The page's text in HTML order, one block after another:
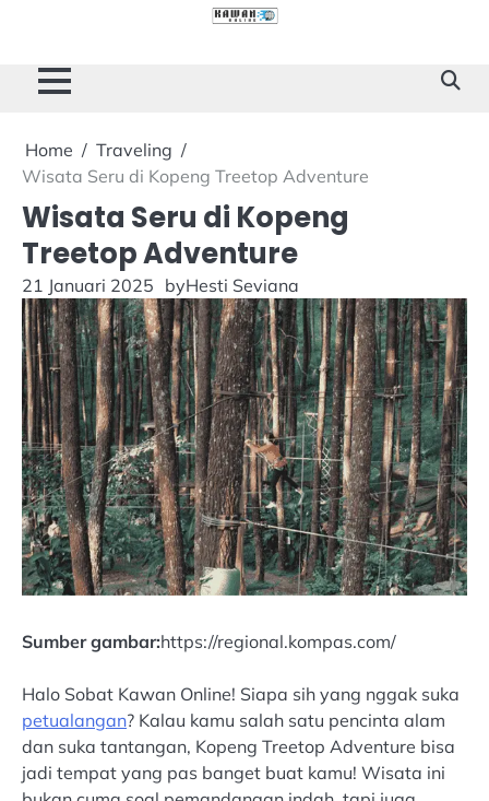
content
Home
Traveling
Wisata Seru di Kopeng Treetop Adventure
Wisata Seru di Kopeng
Treetop Adventure
21 Januari 2025 byHesti Seviana
Sumber gambar:https://regional.kompas.com/
Halo Sobat Kawan Online! Siapa sih yang nggak suka
petualangan? Kalau kamu salah satu pencinta alam
dan suka tantangan, Kopeng Treetop Adventure bisa
jadi tempat yang pas banget buat kamu! Wisata ini